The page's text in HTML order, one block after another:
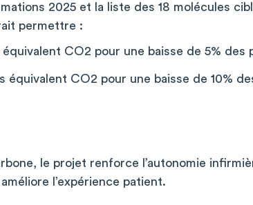
2025 et la liste des 18 molécules
permettre :
CO2 pour une baisse de 5% des
équivalent CO2 pour une baisse de 10%
le projet renforce l’autonomie
l’expérience patient.